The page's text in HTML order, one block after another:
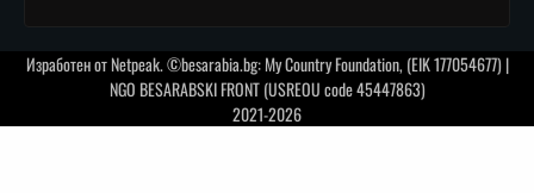
Изработен отNetpeak. ©besarabia.bg: My Country Foundation, (EIK 177054677) |
NGO BESARABSKI FRONT (USREOU code 45447863)
2021-2026